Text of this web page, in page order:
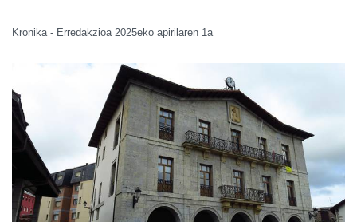
Kronika - Erredakzioa 2025eko apirilaren 1a